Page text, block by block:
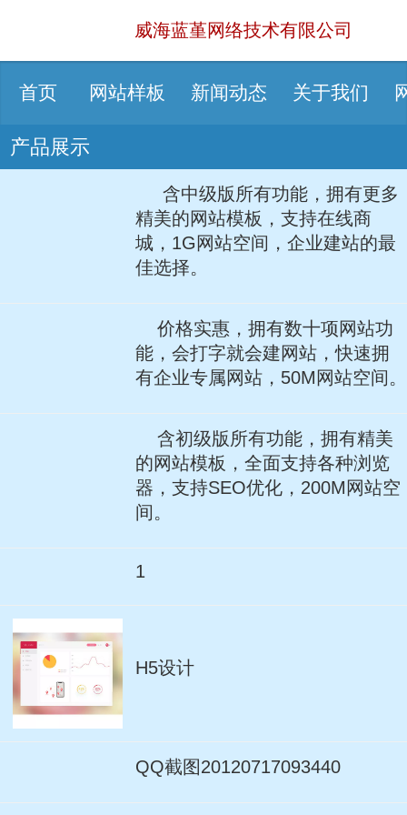
威海蓝堇网络技术有限公司
首页 网站样板 新闻动态 关于我们
产品展示
含中级版所有功能，拥有更多
精美的网站模板，支持在线商
城，1G网站空间，企业建站的最
佳选择。
价格实惠，拥有数十项网站功
能，会打字就会建网站，快速拥
有企业专属网站，50M网站空间。
含初级版所有功能，拥有精美
的网站模板，全面支持各种浏览
器，支持SEO优化，200M网站空
间。
1
H5设计
QQ截图20120717093440